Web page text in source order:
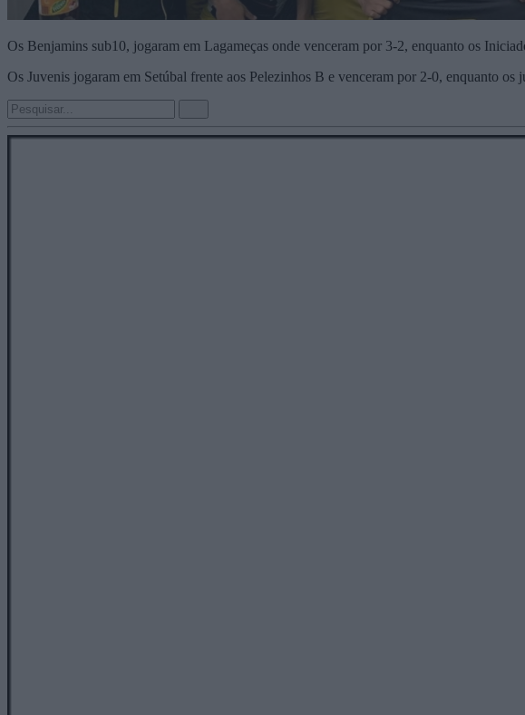
Os Benjamins sub10, jogaram em Lagameças onde venceram por 3-2, enquanto os
Os Juvenis jogaram em Setúbal frente aos Pelezinhos B e venceram por 2-0, enquanto